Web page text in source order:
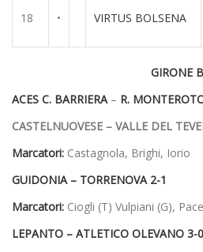
18 • VIRTUS BOLSENA
GIRONE B
ACES C. BARRIERA – R.
CASTELNUOVESE – VALLE DEL
Marcatori: Castagnola, Brighi, Iorio
GUIDONIA – TORRENOVA 2-1
Marcatori: Ciogli (T) Vulpiani (G),
LEPANTO – ATLETICO OLEVANO 3-0